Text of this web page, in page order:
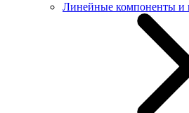
Линейные компоненты и